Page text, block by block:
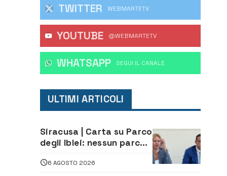
TWITTER WEBMARTETV
YOUTUBE @WEBMARTETV
WHATSAPP ‎SEGUI IL CANALE
ULTIMI ARTICOLI
Siracusa | Carta su Parco
degli Iblei: nessun parco
comunità e il territorio
6 AGOSTO 2026